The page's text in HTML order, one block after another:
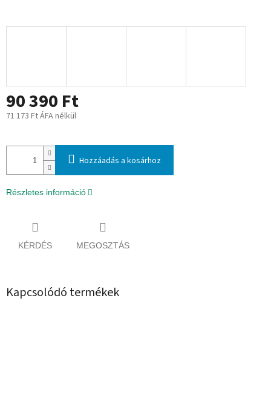
90 390 Ft
71 173 Ft ÁFA nélkül
Hozzáadás a kosárhoz
Részletes információ
KÉRDÉS MEGOSZTÁS
Kapcsolódó termékek